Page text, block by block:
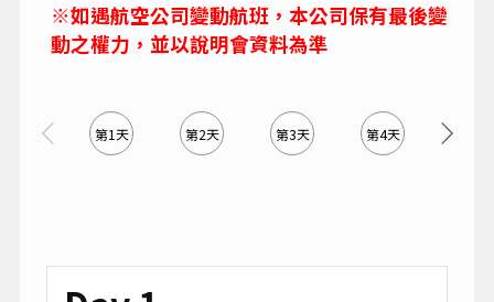
※如遇航空公司變動航班，本公司保有最後變
動之權力，並以說明會資料為準
第1天 第2天 第3天 第4天